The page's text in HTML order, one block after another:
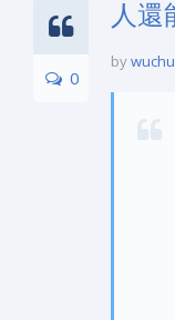
0
人還
by